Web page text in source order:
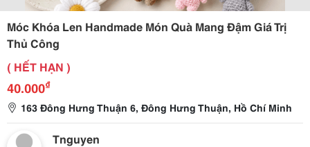
Móc Khóa Len Handmade Món Quà Mang Đậm Giá Trị
Thủ Công
( HẾT HẠN )
40.000₫
163 Đông Hưng Thuận 6, Đông Hưng Thuận, Hồ Chí Minh
Tnguyen